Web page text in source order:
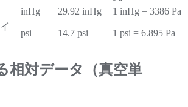
inHg 29.92 inHg
1 inHg = 3386 Pa
psi 14.7 psi 1 psi = 6.895 Pa
相対データ（真空単